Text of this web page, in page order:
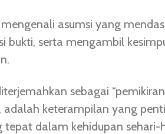
asumsi yang
bukti, serta mengambil
sebagai “pemikiran
keterampilan yang
dalam kehidupan sehari-